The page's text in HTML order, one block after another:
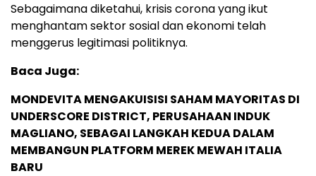
Sebagaimana diketahui, krisis corona yang ikut
menghantam sektor sosial dan ekonomi telah
menggerus legitimasi politiknya.
Baca Juga:
MONDEVITA MENGAKUISISI SAHAM MAYORITAS DI
UNDERSCORE DISTRICT, PERUSAHAAN INDUK
MAGLIANO, SEBAGAI LANGKAH KEDUA DALAM
MEMBANGUN PLATFORM MEREK MEWAH ITALIA
BARU